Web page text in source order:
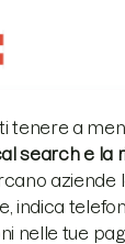
tenere a
search e la
aziende
indica
nelle tue